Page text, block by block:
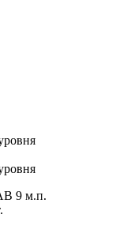
9 м.п.